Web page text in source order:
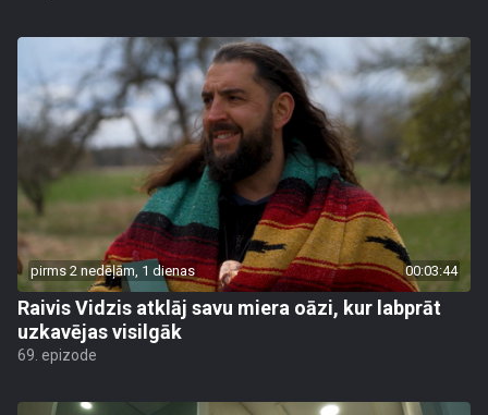
pirms 2 nedēļām, 1 dienas 00:03:44
Raivis Vidzis atklāj savu miera oāzi, kur labprāt
uzkavējas visilgāk
69. epizode